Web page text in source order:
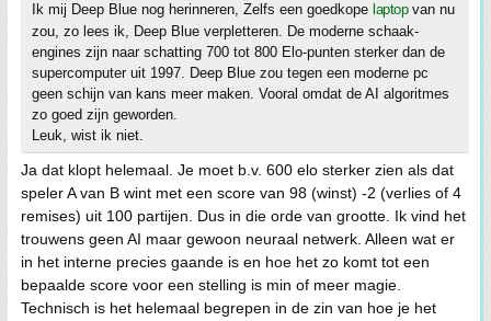
Ik mij Deep Blue nog herinneren, Zelfs een goedkope laptopvan nu
zou, zo lees ik, Deep Blue verpletteren. De moderne schaak-
engines zijn naar schatting 700 tot 800 Elo-punten sterker dan de
supercomputer uit 1997. Deep Blue zou tegen een moderne pc
geen schijn van kans meer maken. Vooral omdat de AI algoritmes
zo goed zijn geworden.
Leuk, wist ik niet.
Ja dat klopt helemaal. Je moet b.v. 600 elo sterker zien als dat
speler A van B wint met een score van 98 (winst) -2 (verlies of 4
remises) uit 100 partijen. Dus in die orde van grootte. Ik vind het
trouwens geen AI maar gewoon neuraal netwerk. Alleen wat er
in het interne precies gaande is en hoe het zo komt tot een
bepaalde score voor een stelling is min of meer magie.
Technisch is het helemaal begrepen in de zin van hoe je het